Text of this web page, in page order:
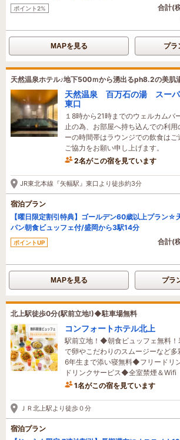
ポイント2% 合計(
MAPを見る プラ
天然温泉ホテル♪地下500ｍから湧出るph8.2の美肌
天然温泉 百万石の湯 スーパ
東口
１8時から21時までのウェルカムバ
止の為、お部屋へ持ち込んでの利
ーの時間帯はラウンジでの飲食はご
ご協力をお願い申し上げます。
2名がこの宿を見ています
1時間前に予約されました
JR東北本線『矢幅駅』東口より徒歩約3分
宿泊プラン
【曜日限定割引特典】ゴールデン60歳以上プラン☆
パン朝食ビュッフェ付/盛岡から3駅14分
ポイントUP 合計(
MAPを見る プラ
北上駅徒歩0分(駅前立地!)◆駐車場無料
コンフォートホテル北上
駅前立地！◆朝食ビュッフェ無料！
で卵やこだわりのスムージーなど
6年生まで添い寝無料◆フリードリ
ドリンクサービス◆全室禁煙＆Wifi
1名がこの宿を見ています
2時間前に予約されました
ＪＲ北上駅より徒歩０分
宿泊プラン